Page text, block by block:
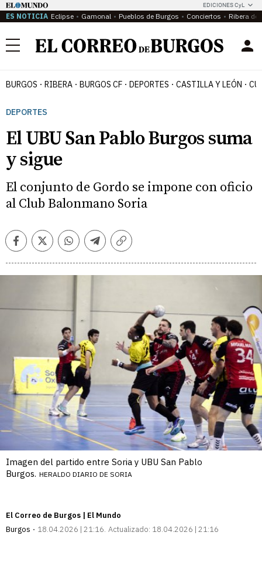
EDICIONES CyL
ES NOTICIA Eclipse Gamonal Pueblos de Burgos Conciertos Ribera del
Menú
BURGOS RIBERA BURGOS CF DEPORTES CASTILLA Y LEÓN
DEPORTES
El UBU San Pablo Burgos suma
y sigue
El conjunto de Gordo se impone con oficio
al Club Balonmano Soria
FacebookTwitterWhatsappTelegramCopiar
Imagen del partido entre Soria y UBU San Pablo
Burgos. HERALDO DIARIO DE SORIA
El Correo de Burgos | El Mundo
Burgos
18.04.2026 | 21:16 Actualizado: 18.04.2026 | 21:16